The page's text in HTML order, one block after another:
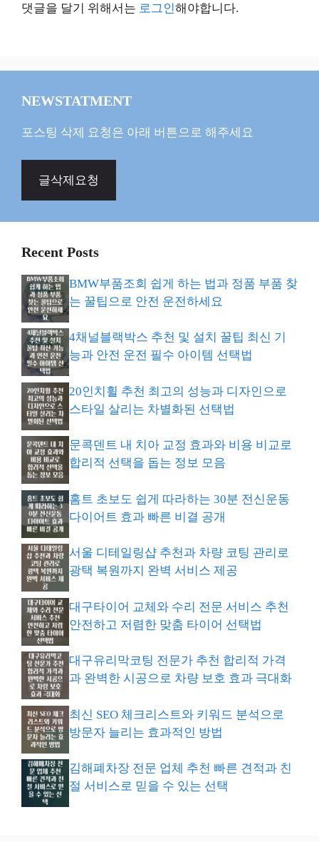
댓글을 달기 위해서는 로그인해야합니다.
NEWSTATMENT
포스팅 삭제 요청은 아래 버튼으로 해주세요
글삭제요청
Recent Posts
BMW부품조회 쉽게 하는 법과 정품 부품 찾
는 꿀팁으로 안전 운전하세요
4채널블랙박스 추천 및 설치 꿀팁 최신 기
능과 안전 운전 필수 아이템 선택법
20인치휠 추천 최고의 성능과 디자인으로
스타일 살리는 차별화된 선택법
문콕덴트 내 치아 교정 효과와 비용 비교로
합리적 선택을 돕는 정보 모음
홈트 초보도 쉽게 따라하는 30분 전신운동
다이어트 효과 빠른 비결 공개
서울 디테일링샵 추천과 차량 코팅 관리로
광택 복원까지 완벽 서비스 제공
대구타이어 교체와 수리 전문 서비스 추천
안전하고 저렴한 맞춤 타이어 선택법
대구유리막코팅 전문가 추천 합리적 가격
과 완벽한 시공으로 차량 보호 효과 극대화
최신 SEO 체크리스트와 키워드 분석으로
방문자 늘리는 효과적인 방법
김해폐차장 전문 업체 추천 빠른 견적과 친
절 서비스로 믿을 수 있는 선택